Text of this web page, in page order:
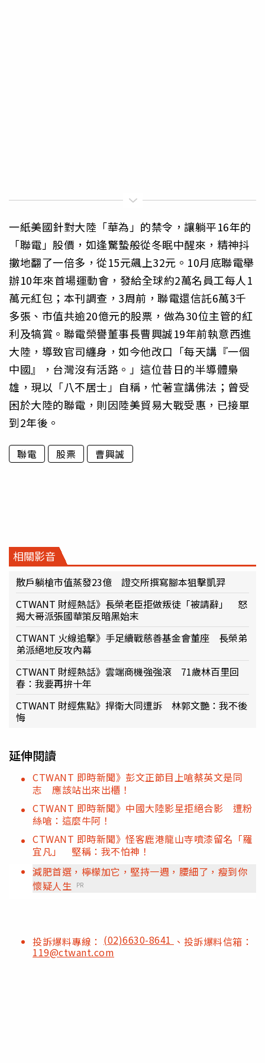
一紙美國針對大陸「華為」的禁令，讓躺平16年的
「聯電」股價，如逢驚蟄般從冬眠中醒來，精神抖
擻地翻了一倍多，從15元飆上32元。10月底聯電舉
辦10年來首場運動會，發給全球約2萬名員工每人1
萬元紅包；本刊調查，3周前，聯電還信託6萬3千
多張、市值共逾20億元的股票，做為30位主管的紅
利及犒賞。聯電榮譽董事長曹興誠19年前執意西進
大陸，導致官司纏身，如今他改口「每天講『一個
中國』，台灣沒有活路。」這位昔日的半導體梟
雄，現以「八不居士」自稱，忙著宣講佛法；曾受
困於大陸的聯電，則因陸美貿易大戰受惠，已接單
到2年後。
聯電 股票 曹興誠
相關影音
散戶躺槍市值蒸發23億 證交所撰寫腳本狙擊凱羿
CTWANT 財經熱話》長榮老臣拒做叛徒「被請辭」 怒
揭大哥派張國華策反暗黑始末
CTWANT 火線追擊》手足續戰慈善基金會董座 長榮弟
弟派絕地反攻內幕
CTWANT 財經熱話》雲端商機強強滾 71歲林百里回
春：我要再拚十年
CTWANT 財經焦點》捍衛大同遭訴 林郭文艷：我不後
悔
延伸閱讀
CTWANT 即時新聞》彭文正節目上嗆蔡英文是同
志 應該站出來出櫃！
CTWANT 即時新聞》中國大陸影星拒絕合影 遭粉
絲嗆：這麼牛阿！
CTWANT 即時新聞》怪客鹿港龍山寺噴漆留名「羅
宜凡」 堅稱：我不怕神！
減肥首選，檸檬加它，堅持一週，腰細了，瘦到你
懷疑人生 PR
投訴爆料專線： (02)6630-8641 、投訴爆料信箱：
119@ctwant.com